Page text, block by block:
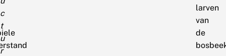
c
t
u
r
larven
van
de